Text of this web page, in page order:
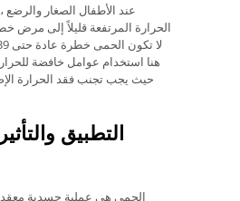
عند الأطفال الصغار
الحرارة المرتفعة قليلاً إلى مرض
هنا استخدام عوامل خافضة
حيث يجب تجنب فقد الحرارة
التطبيق
الحمى هي عملية جسدية